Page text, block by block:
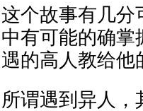
这个故事有几分
中有可能的确掌
遇的高人教给他
所谓遇到异人